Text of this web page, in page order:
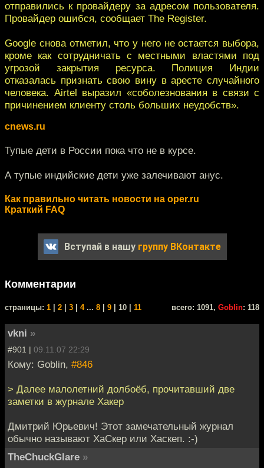
отправились к провайдеру за адресом пользователя.
Провайдер ошибся, сообщает The Register.
Google снова отметил, что у него не остается выбора,
кроме как сотрудничать с местными властями под
угрозой закрытия ресурса. Полиция Индии
отказалась признать свою вину в аресте случайного
человека. Airtel выразил «соболезнования в связи с
причинением клиенту столь больших неудобств».
cnews.ru
Тупые дети в России пока что не в курсе.
А тупые индийские дети уже залечивают анус.
Как правильно читать новости на oper.ru
Краткий FAQ
Вступай в нашу группу ВКонтакте
Комментарии
cтраницы: 1 2 3 4... 8 9 | 10 | 11 всего: 1091, Goblin: 118
vkni »
#901 | 09.11.07 22:29
Кому: Goblin, #846
> Далее малолетний долбоёб, прочитавший две
заметки в журнале Хакер
Дмитрий Юрьевич! Этот замечательный журнал
обычно называют ХаСкер или Хаскеп. :-)
TheChuckGlare »